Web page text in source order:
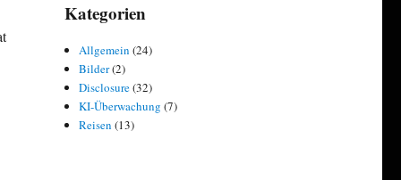
Kategorien
Allgemein (24)
Bilder(2)
Disclosure(32)
KI-Überwachung (7)
Reisen (13)